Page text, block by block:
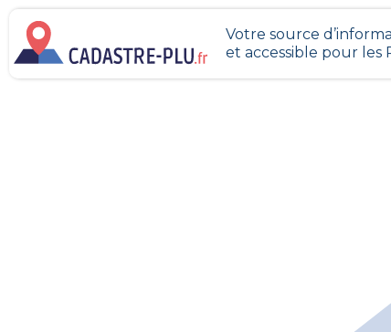
Votre source
et accessible pour les